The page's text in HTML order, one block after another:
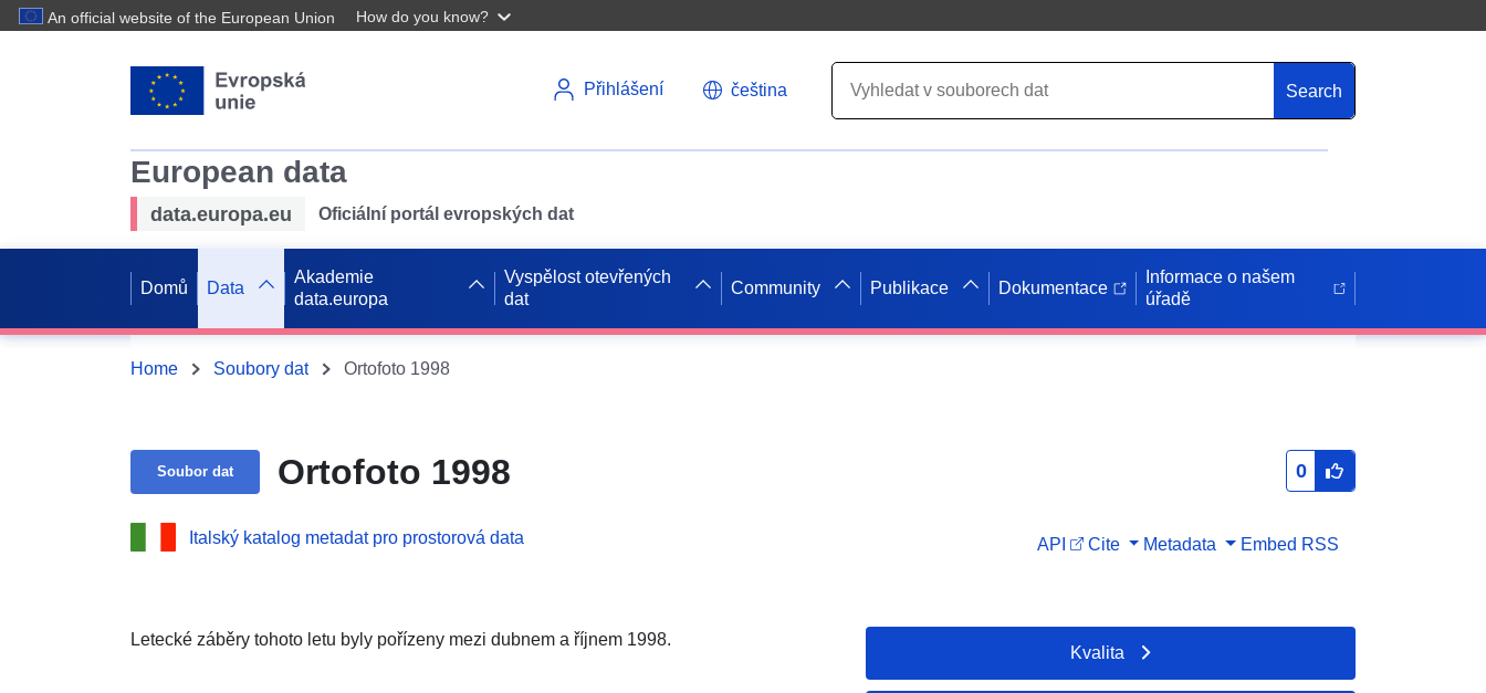
An official website of the European Union How do you know?
Přihlášení čeština Search
European data
data.europa.eu Oficiální portál evropských dat
Domů Data
Akademie
data.europa
Vyspělost otevřených
dat
Community Publikace Dokumentace
Informace o našem
úřadě
Home Soubory dat Ortofoto 1998
Soubor dat Ortofoto 1998 0
Italský katalog metadat pro prostorová data API Cite Metadata Embed RSS
Letecké záběry tohoto letu byly pořízeny mezi dubnem a říjnem 1998.
Kvalita